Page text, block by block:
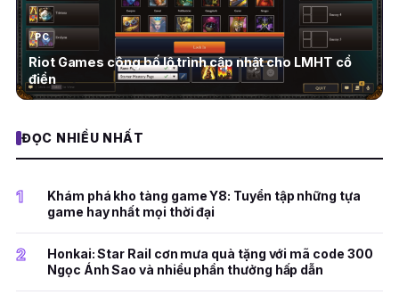
PC
Riot Games công bố lộ trình cập nhật cho LMHT cổ
điển
ĐỌC NHIỀU NHẤT
1
Khám phá kho tàng game Y8: Tuyển tập những tựa
game hay nhất mọi thời đại
2
Honkai: Star Rail cơn mưa quà tặng với mã code 300
Ngọc Ánh Sao và nhiều phần thưởng hấp dẫn